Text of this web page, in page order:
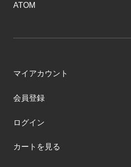
ATOM
マイアカウント
会員登録
ログイン
カートを見る